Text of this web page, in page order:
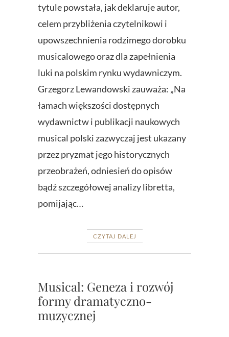
tytule powstała, jak deklaruje autor,
celem przybliżenia czytelnikowi i
upowszechnienia rodzimego dorobku
musicalowego oraz dla zapełnienia
luki na polskim rynku wydawniczym.
Grzegorz Lewandowski zauważa: „Na
łamach większości dostępnych
wydawnictw i publikacji naukowych
musical polski zazwyczaj jest ukazany
przez pryzmat jego historycznych
przeobrażeń, odniesień do opisów
bądź szczegółowej analizy libretta,
pomijając…
CZYTAJ DALEJ
Musical: Geneza i rozwój
formy dramatyczno-
muzycznej